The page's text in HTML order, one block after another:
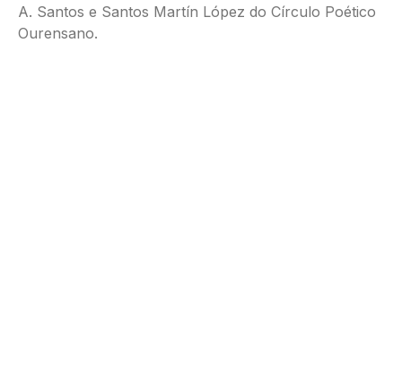
A. Santos e Santos Martín López do Círculo Poético
Ourensano.